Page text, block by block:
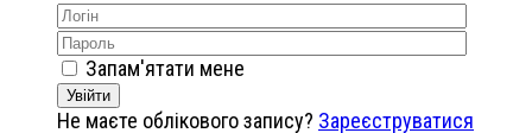
Запам'ятати мене
Увійти
Не маєте облікового запису? Зареєструватися